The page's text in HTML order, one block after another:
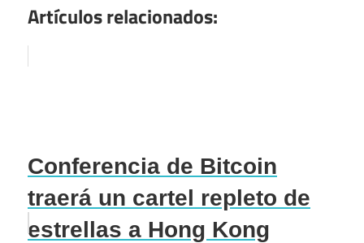
Artículos relacionados:
Conferencia de Bitcoin
traerá un cartel repleto de
estrellas a Hong Kong